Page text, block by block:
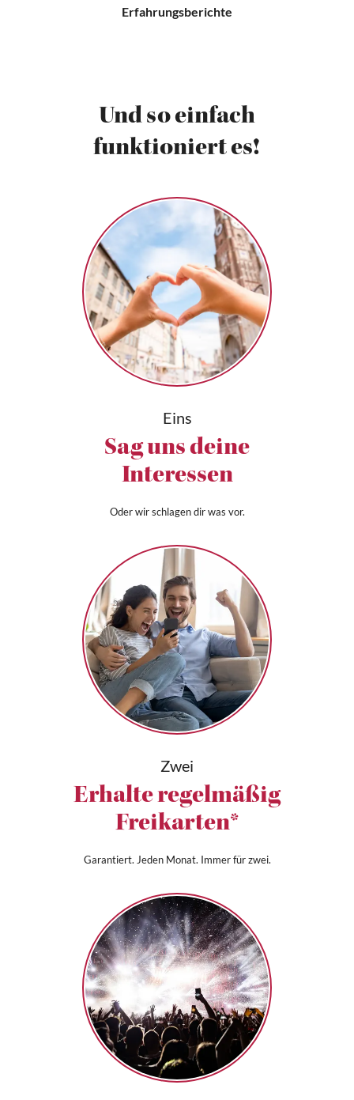
Erfahrungsberichte
Und so einfach
funktioniert es!
Eins
Sag uns deine
Interessen
Oder wir schlagen dir was vor.
Zwei
Erhalte regelmäßig
Freikarten*
Garantiert. Jeden Monat. Immer für zwei.